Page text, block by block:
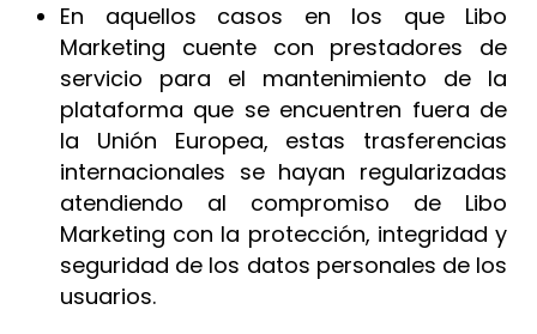
En aquellos casos en los que Libo
Marketing cuente con prestadores de
servicio para el mantenimiento de la
plataforma que se encuentren fuera de
la Unión Europea, estas trasferencias
internacionales se hayan regularizadas
atendiendo al compromiso de Libo
Marketing con la protección, integridad y
seguridad de los datos personales de los
usuarios.